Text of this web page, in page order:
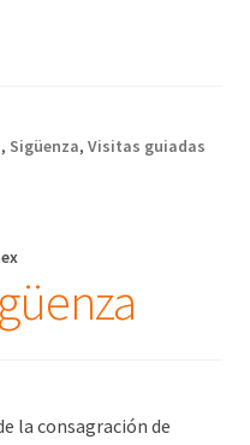
, Sigüenza, Visitas guiadas
la consagración de